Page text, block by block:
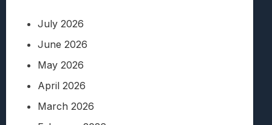
July 2026
June 2026
May 2026
April 2026
March 2026